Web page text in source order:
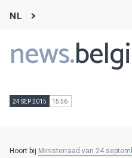
NL
news.
Main
navigation
24 SEP 2015 15:56
Hoort bij Ministerraad van 24